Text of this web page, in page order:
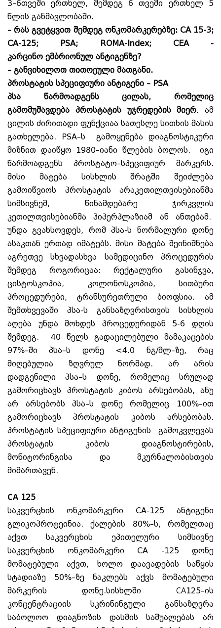
3–6თვეში ერთხელ, შემდეგ 6 თვეში ერთხელ 5
წლის განმავლობაში.
– რასგვეტყვით შემდეგ ონკომარკერებზე: CA 15-3;
CA-125; PSA; ROMA-Index; CEA -
კარცინო ემბრიონულ ანტიგენზე?
– განვიხილოთ თითოეული მათგანი.
პროსტატის სპეციფიური ანტიგენი – PSA
პსა წარმოადგენს ცილას, რომელიც
გამომუშავდება პროსტატის უჯრედების მიერ. ამ
ცილის ძირითადი ფუნქციაა სათესლე სითხის მასის
გათხელება. PSA–ს გამოყენება დიაგნოსტიკური
მიზნით დაიწყო 1980–იანი წლების ბოლოს. იგი
წარმოადგენს პროსტატო–სპეციფიურ მარკერს.
მისი მატება სისხლის შრატში შეიძლება
გამოიწვიოს პროსტატის არაკეთილთვისებიანმა
სიმსივნემ, წინამდებარე ჯირკვლის
კეთილთვისებიანმა ჰიპერპლაზიამ ან ანთებამ.
უნდა გვახსოვდეს, რომ პსა-ს ნორმალური დონე
ასაკთან ერთად იმატებს. მისი მატება შეინიშნება
აგრეთვე სხვადასხვა სამედიცინო პროცედურის
შემდეგ როგორიცაა: რექტალური გასინჯვა,
ცისტოსკოპია, კოლონოსკოპია, სითბური
პროცედურები, ტრანსურეთრული ბიოფსია. ამ
შემთხვევაში პსა-ს განსაზღვრისთვის სისხლის
აღება უნდა მოხდეს პროცედურიდან 5-6 დღის
შემდეგ. 40 წელს გადაცილებული მამაკაცების
97%–ში პსა–ს დონე <4.0 ნგ/მლ–ზე, რაც
მიღებულია ზღვრულ ნორმად. არ არის
დადგენილი პსა–ს დონე, რომელიც სრულად
გამორიცხავს პროსტატის კიბოს არსებობას, ანუ
არ არსებობს პსა–ს დონე რომელიც 100%–ით
გამორიცხავს პროსტატის კიბოს არსებობას.
პროსტატის სპეციფიური ანტიგენის გამოკვლევას
პროსტატის კიბოს დიაგნოსტირების,
მონიტორინგისა და მკურნალობისთვის
მიმართავენ.
СА 125
საკვერცხის ონკომარკერი CA-125 ანტიგენი
გლიკოპროტეინია. ქალების 80%–ს, რომელთაც
აქვთ საკვერცხის ეპითელური სიმსივნე
საკვერცხის ონკომარკერი CA -125 დონე
მომატებული აქვთ, ხოლო დაავადების საწყის
სტადიაზე 50%–ზე ნაკლებს აქვს მომატებული
მარკერის დონე.სისხლში СА125–ის
კონცენტრაციის სკრინინგული განსაზღვრა
საბოლოო დიაგნოზის დასმის საშუალებას არ